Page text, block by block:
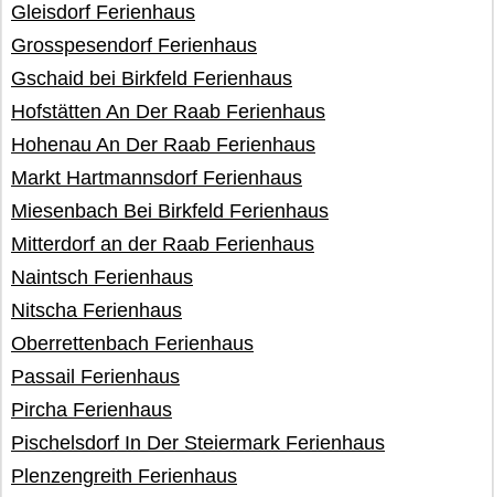
Gleisdorf Ferienhaus
Grosspesendorf Ferienhaus
Gschaid bei Birkfeld Ferienhaus
Hofstätten An Der Raab Ferienhaus
Hohenau An Der Raab Ferienhaus
Markt Hartmannsdorf Ferienhaus
Miesenbach Bei Birkfeld Ferienhaus
Mitterdorf an der Raab Ferienhaus
Naintsch Ferienhaus
Nitscha Ferienhaus
Oberrettenbach Ferienhaus
Passail Ferienhaus
Pircha Ferienhaus
Pischelsdorf In Der Steiermark Ferienhaus
Plenzengreith Ferienhaus